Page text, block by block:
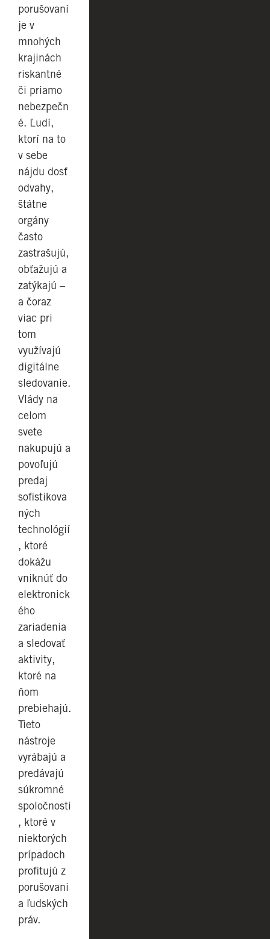
porušovaní
je v
mnohých
krajinách
riskantné
či priamo
nebezpečn
é. Ľudí,
ktorí na to
v sebe
nájdu dosť
odvahy,
štátne
orgány
často
zastrašujú,
obťažujú a
zatýkajú –
a čoraz
viac pri
tom
využívajú
digitálne
sledovanie.
Vlády na
celom
svete
nakupujú a
povoľujú
predaj
sofistikova
ných
technológií
, ktoré
dokážu
vniknúť do
elektronick
ého
zariadenia
a sledovať
aktivity,
ktoré na
ňom
prebiehajú.
Tieto
nástroje
vyrábajú a
predávajú
súkromné
spoločnosti
, ktoré v
niektorých
prípadoch
profitujú z
porušovani
a ľudských
práv.